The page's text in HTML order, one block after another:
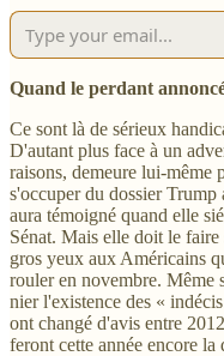
Quand le perdant
Ce sont là de sérieux
D'autant plus face à un
raisons, demeure lui-
s'occuper du dossier
aura témoigné quand elle
Sénat. Mais elle doit le
gros yeux aux Américains
rouler en novembre. Même
nier l'existence des «
ont changé d'avis entre
feront cette année encore la